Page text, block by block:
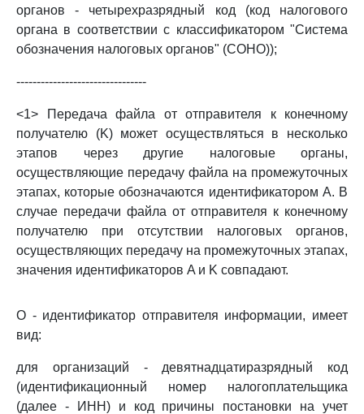
органов - четырехразрядный код (код налогового
органа в соответствии с классификатором "Система
обозначения налоговых органов" (СОНО));
--------------------------------
<1> Передача файла от отправителя к конечному
получателю (K) может осуществляться в несколько
этапов через другие налоговые органы,
осуществляющие передачу файла на промежуточных
этапах, которые обозначаются идентификатором A. В
случае передачи файла от отправителя к конечному
получателю при отсутствии налоговых органов,
осуществляющих передачу на промежуточных этапах,
значения идентификаторов A и K совпадают.
O - идентификатор отправителя информации, имеет
вид:
для организаций - девятнадцатиразрядный код
(идентификационный номер налогоплательщика
(далее - ИНН) и код причины постановки на учет